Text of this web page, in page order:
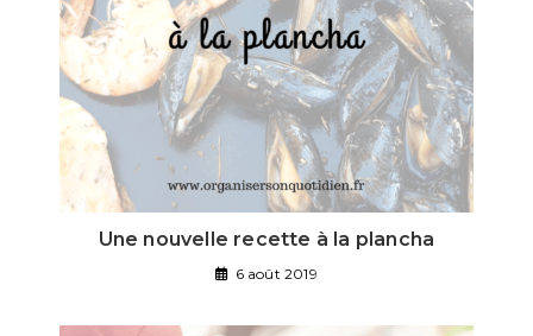
Une nouvelle recette à la plancha
6 août 2019